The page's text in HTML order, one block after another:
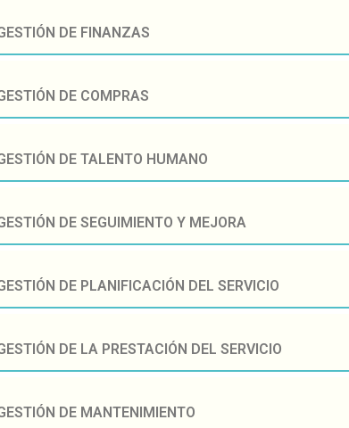
DE FINANZAS
DE COMPRAS
DE TALENTO HUMANO
DE SEGUIMIENTO Y MEJORA
DE PLANIFICACIÓN DEL SERVICIO
DE LA PRESTACIÓN DEL SERVICIO
DE MANTENIMIENTO